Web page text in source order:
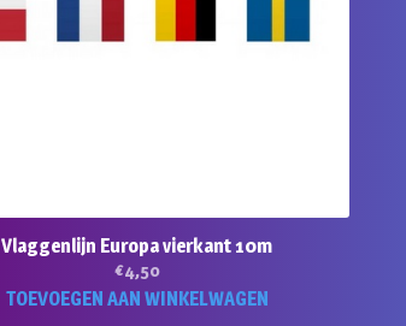
Vlaggenlijn Europa vierkant 10m
€4,50
TOEVOEGEN AAN WINKELWAGEN